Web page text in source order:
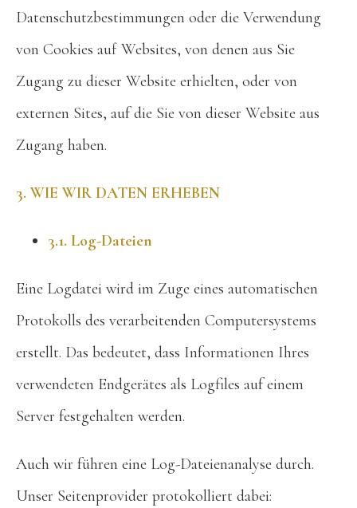
Datenschutzbestimmungen oder die Verwendung
von Cookies auf Websites, von denen aus Sie
Zugang zu dieser Website erhielten, oder von
externen Sites, auf die Sie von dieser Website aus
Zugang haben.
3. WIE WIR DATEN ERHEBEN
3.1. Log-Dateien
Eine Logdatei wird im Zuge eines automatischen
Protokolls des verarbeitenden Computersystems
erstellt. Das bedeutet, dass Informationen Ihres
verwendeten Endgerätes als Logfiles auf einem
Server festgehalten werden.
Auch wir führen eine Log-Dateienanalyse durch.
Unser Seitenprovider protokolliert dabei: